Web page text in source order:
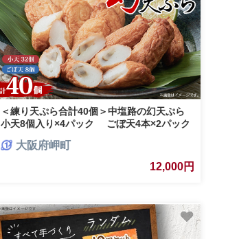
＜練り天ぷら合計40個＞中塩路の幻天ぷら
小天8個入り×4パック ごぼ天4本×2パック
大阪府岬町
12,000円